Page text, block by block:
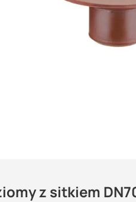
z sitkiem